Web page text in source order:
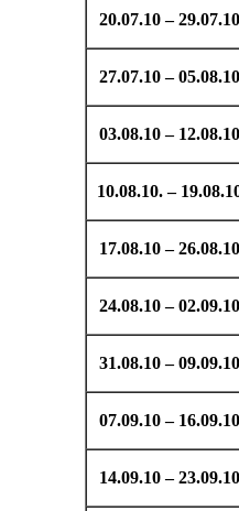
20.07.10 – 29.07.10
27.07.10 – 05.08.10
03.08.10 – 12.08.10
10.08.10. –
17.08.10 – 26.08.10
24.08.10 – 02.09.10
31.08.10 – 09.09.10
07.09.10 – 16.09.10
14.09.10 – 23.09.10